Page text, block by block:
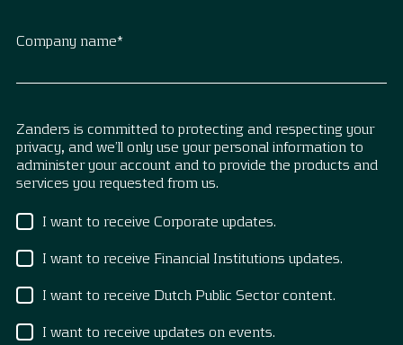
Company name*
Zanders is committed to protecting and respecting your
privacy, and we’ll only use your personal information to
administer your account and to provide the products and
services you requested from us.
I want to receive Corporate updates.
I want to receive Financial Institutions updates.
I want to receive Dutch Public Sector content.
I want to receive updates on events.